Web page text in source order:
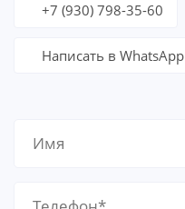
+7 (930) 798-35-60
Написать в WhatsApp